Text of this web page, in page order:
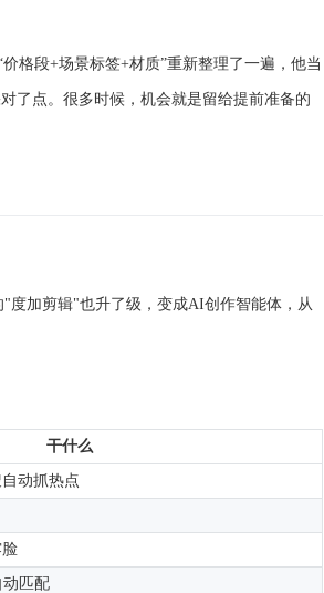
格段+场景标签+材质”重新整理了一遍，他当
了点。很多时候，机会就是留给提前准备的
度加剪辑"也升了级，变成AI创作智能体，从
干什么
动抓热点
匹配